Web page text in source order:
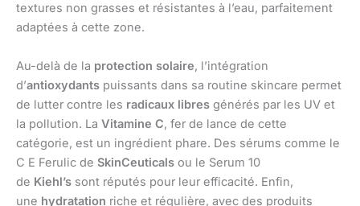
textures non grasses et résistantes à l’eau, parfaitement
adaptées à cette zone.
Au-delà de la protection solaire, l’intégration
d’antioxydants puissants dans sa routine skincare permet
de lutter contre les radicaux libres générés par les UV et
la pollution. La Vitamine C, fer de lance de cette
catégorie, est un ingrédient phare. Des sérums comme le
C E Ferulic de SkinCeuticals ou le Serum 10
de Kiehl’s sont réputés pour leur efficacité. Enfin,
une hydratation riche et régulière, avec des produits